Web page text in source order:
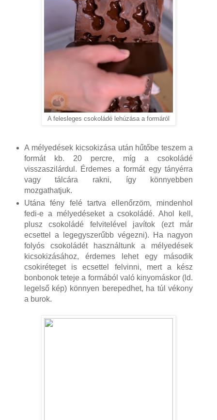
A felesleges csokoládé lehúzása a formáról
A mélyedések kicsokizása után hűtőbe teszem a
formát kb. 20 percre, míg a csokoládé
visszaszilárdul. Érdemes a formát egy tányérra
vagy tálcára rakni, így könnyebben
mozgathatjuk.
Utána fény felé tartva ellenőrzöm, mindenhol
fedi-e a mélyedéseket a csokoládé. Ahol kell,
plusz csokoládé felvitelével javítok (ezt már
ecsettel a legegyszerűbb végezni). Ha nagyon
folyós csokoládét használtunk a mélyedések
kicsokizásához, érdemes lehet egy második
csokiréteget is ecsettel felvinni, mert a kész
bonbonok teteje a formából való kinyomáskor (ld.
legelső kép) könnyen berepedhet, ha túl vékony
a burok.